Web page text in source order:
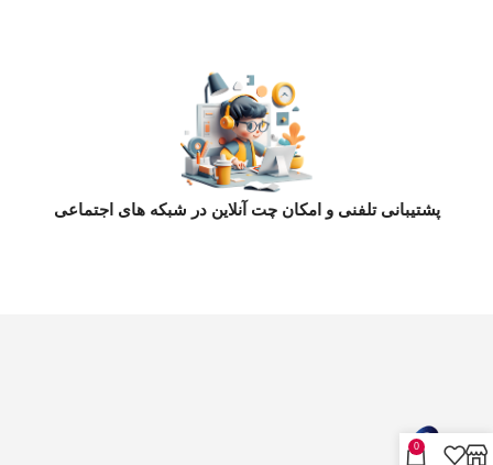
پشتیبانی تلفنی و امکان چت آنلاین در شبکه های اجتماعی
0